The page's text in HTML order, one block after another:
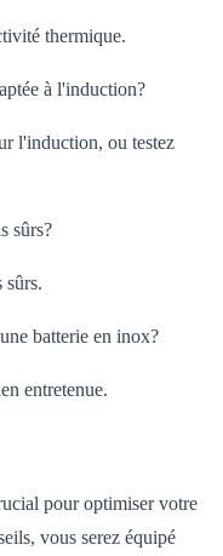
thermique.
à l'induction?
l'induction, ou testez
sûrs?
sûrs.
batterie en inox?
entretenue.
pour optimiser votre
vous serez équipé